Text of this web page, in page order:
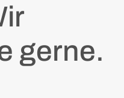
gerne.